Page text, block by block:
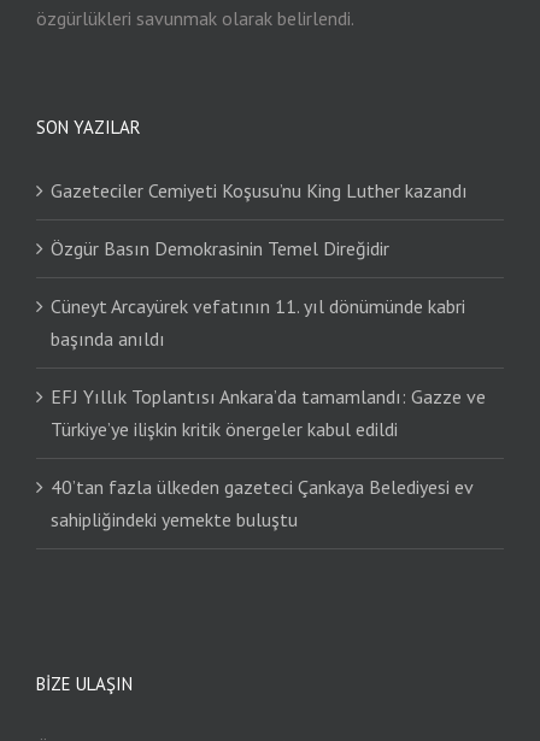
özgürlükleri savunmak olarak belirlendi.
SON YAZILAR
Gazeteciler Cemiyeti Koşusu’nu King Luther kazandı
Özgür Basın Demokrasinin Temel Direğidir
Cüneyt Arcayürek vefatının 11. yıl dönümünde kabri
başında anıldı
EFJ Yıllık Toplantısı Ankara’da tamamlandı: Gazze ve
Türkiye’ye ilişkin kritik önergeler kabul edildi
40’tan fazla ülkeden gazeteci Çankaya Belediyesi ev
sahipliğindeki yemekte buluştu
BIZE ULAŞIN